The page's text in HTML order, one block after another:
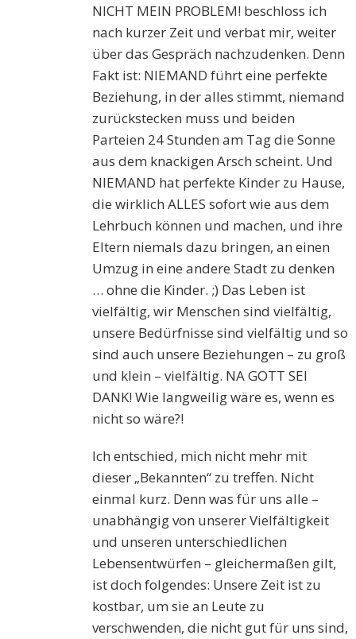
NICHT MEIN PROBLEM! beschloss ich
nach kurzer Zeit und verbat mir, weiter
über das Gespräch nachzudenken. Denn
Fakt ist: NIEMAND führt eine perfekte
Beziehung, in der alles stimmt, niemand
zurückstecken muss und beiden
Parteien 24 Stunden am Tag die Sonne
aus dem knackigen Arsch scheint. Und
NIEMAND hat perfekte Kinder zu Hause,
die wirklich ALLES sofort wie aus dem
Lehrbuch können und machen, und ihre
Eltern niemals dazu bringen, an einen
Umzug in eine andere Stadt zu denken
… ohne die Kinder. ;) Das Leben ist
vielfältig, wir Menschen sind vielfältig,
unsere Bedürfnisse sind vielfältig und so
sind auch unsere Beziehungen – zu groß
und klein – vielfältig. NA GOTT SEI
DANK! Wie langweilig wäre es, wenn es
nicht so wäre?!
Ich entschied, mich nicht mehr mit
dieser „Bekannten“ zu treffen. Nicht
einmal kurz. Denn was für uns alle –
unabhängig von unserer Vielfältigkeit
und unseren unterschiedlichen
Lebensentwürfen – gleichermaßen gilt,
ist doch folgendes: Unsere Zeit ist zu
kostbar, um sie an Leute zu
verschwenden, die nicht gut für uns sind,